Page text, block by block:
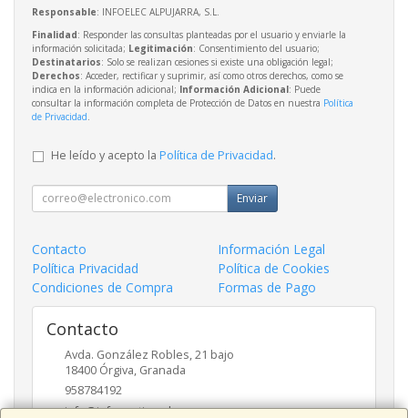
Responsable: INFOELEC ALPUJARRA, S.L.
Finalidad: Responder las consultas planteadas por el usuario y enviarle la
información solicitada; Legitimación: Consentimiento del usuario;
Destinatarios: Solo se realizan cesiones si existe una obligación legal;
Derechos: Acceder, rectificar y suprimir, así como otros derechos, como se
indica en la información adicional; Información Adicional: Puede
consultar la información completa de Protección de Datos en nuestra Política
de Privacidad
He leído y acepto la Política de Privacidad.
Enviar
Contacto
Información Legal
Política Privacidad
Política de Cookies
Condiciones de Compra
Formas de Pago
Contacto
Avda. González Robles, 21 bajo
18400 Órgiva, Granada
958784192
info@informaticaruben.com